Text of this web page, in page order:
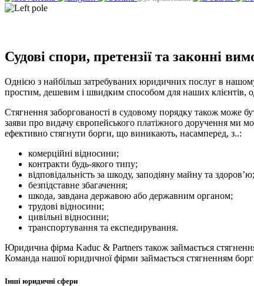
Судові спори, претензії та законні
Однією з найбільш затребуваних юридичних послуг в
простим, дешевим і швидким способом для наших клієнтів,
Стягнення заборгованості в судовому порядку також може
заяви про видачу європейського платіжного доручення ми
ефективно стягнути борги, що виникають, насамперед, з..:
комерційні відносини;
контракти будь-якого типу;
відповідальність за шкоду, заподіяну майну та здоров’ю;
безпідставне збагачення;
шкода, завдана державою або державним органом;
трудові відносини;
цивільні відносини;
транспортування та експедирування.
Юридична фірма Kaduc & Partners також займається
Команда нашої юридичної фірми займається стягненням
Інші юридичні сфери